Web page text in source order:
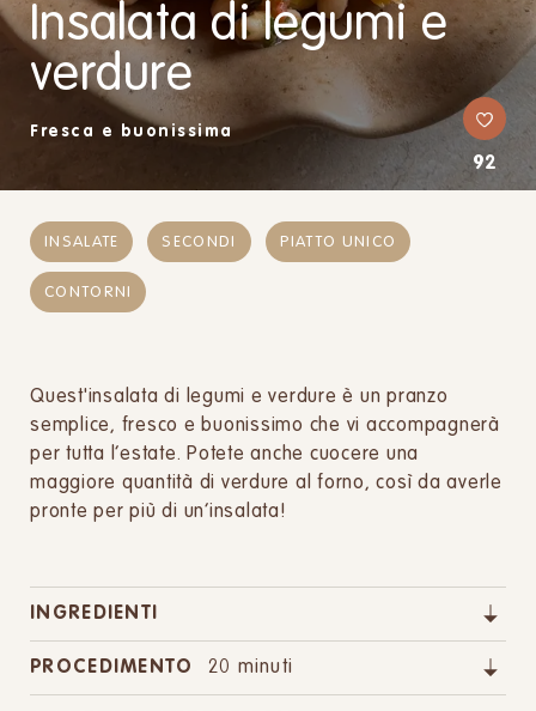
Insalata di legumi e
verdure
Fresca e buonissima
92
INSALATE SECONDI PIATTO UNICO
CONTORNI
Quest'insalata di legumi e verdure è un pranzo
semplice, fresco e buonissimo che vi accompagnerà
per tutta l’estate. Potete anche cuocere una
maggiore quantità di verdure al forno, così da averle
pronte per più di un’insalata!
INGREDIENTI
PROCEDIMENTO 20 minuti